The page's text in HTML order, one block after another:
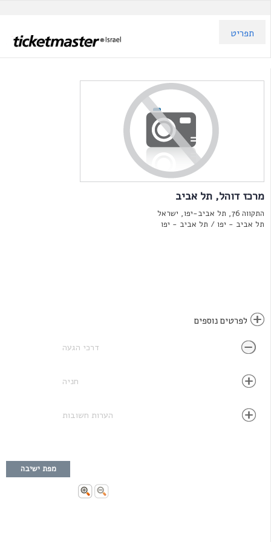
תפריט
מרכז דוהל, תל אביב
התקווה 76, תל אביב-יפו, ישראל
תל אביב - יפו / תל אביב - יפו
לפרטים נוספים
דרכי הגעה
חניה
הערות חשובות
מפת ישיבה